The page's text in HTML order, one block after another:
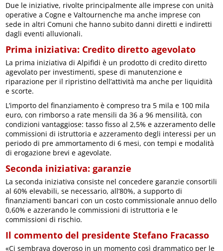
Due le iniziative, rivolte principalmente alle imprese con unità
operative a Cogne e Valtournenche ma anche imprese con
sede in altri Comuni che hanno subito danni diretti e indiretti
dagli eventi alluvionali.
Prima iniziativa: Credito diretto agevolato
La prima iniziativa di Alpifidi è un prodotto di credito diretto
agevolato per investimenti, spese di manutenzione e
riparazione per il ripristino dell’attività ma anche per liquidità
e scorte.
L’importo del finanziamento è compreso tra 5 mila e 100 mila
euro, con rimborso a rate mensili da 36 a 96 mensilità, con
condizioni vantaggiose: tasso fisso al 2,5% e azzeramento delle
commissioni di istruttoria e azzeramento degli interessi per un
periodo di pre ammortamento di 6 mesi, con tempi e modalità
di erogazione brevi e agevolate.
Seconda iniziativa: garanzie
La seconda iniziativa consiste nel concedere garanzie consortili
al 60% elevabili, se necessario, all’80%, a supporto di
finanziamenti bancari con un costo commissionale annuo dello
0,60% e azzerando le commissioni di istruttoria e le
commissioni di rischio.
Il commento del presidente Stefano Fracasso
«Ci sembrava doveroso in un momento così drammatico per le